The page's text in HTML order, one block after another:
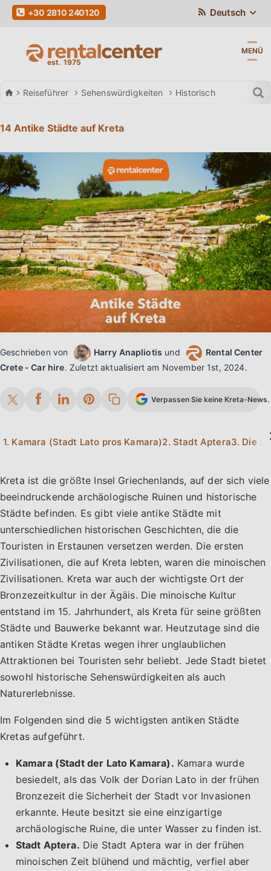
Deutsch
+30 2810 240120
MENÜ
Autovermietung
Reiseführer Sehenswürdigkeiten Historisch
14 Antike Städte auf Kreta
Geschrieben von Harry Anapliotis und
Rental Center
Crete - Car hire. Zuletzt aktualisiert am November 1st, 2024.
Verpassen Sie keine Kreta-
1. Kamara (Stadt Lato pros Kamara)2. Stadt Aptera3. Die
Kreta ist die größte Insel Griechenlands, auf der sich viele
beeindruckende archäologische Ruinen und historische
Städte befinden. Es gibt viele antike Städte mit
unterschiedlichen historischen Geschichten, die die
Touristen in Erstaunen versetzen werden. Die ersten
Zivilisationen, die auf Kreta lebten, waren die minoischen
Zivilisationen. Kreta war auch der wichtigste Ort der
Bronzezeitkultur in der Ägäis. Die minoische Kultur
entstand im 15. Jahrhundert, als Kreta für seine größten
Städte und Bauwerke bekannt war. Heutzutage sind die
antiken Städte Kretas wegen ihrer unglaublichen
Attraktionen bei Touristen sehr beliebt. Jede Stadt bietet
sowohl historische Sehenswürdigkeiten als auch
Naturerlebnisse.
Im Folgenden sind die 5 wichtigsten antiken Städte
Kretas aufgeführt.
Kamara (Stadt der Lato Kamara). Kamara wurde
besiedelt, als das Volk der Dorian Lato in der frühen
Bronzezeit die Sicherheit der Stadt vor Invasionen
erkannte. Heute besitzt sie eine einzigartige
archäologische Ruine, die unter Wasser zu finden ist.
Stadt Aptera. Die Stadt Aptera war in der frühen
minoischen Zeit blühend und mächtig, verfiel aber